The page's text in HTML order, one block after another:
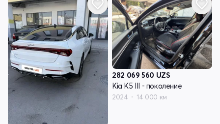
282 069 560 UZS
Kia K5 III - поколение
2024 14 000 км